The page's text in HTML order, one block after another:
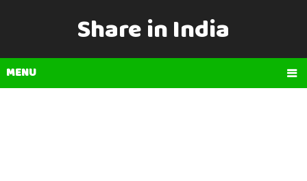
Share in India
MENU